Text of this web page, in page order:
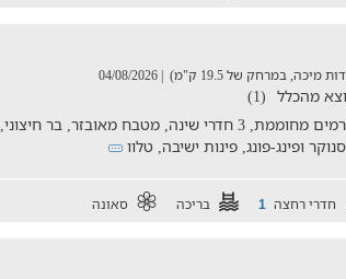
במרחק של 19.5 ק"מ) | 04/08/2026
מהכלל (1)
בריכת שחייה, בריכת זרמים מחוממת, 3 חדרי שינה, מטבח מאובזר, בר חיצוני,
ופינג-פונג, פינות ישיבה, טלוו
חדרי רחצה 1 בריכה סאונה